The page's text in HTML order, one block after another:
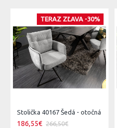
TERAZ ZĽAVA -30%
Stolička 40167 Šedá - otočná
186,55€ 266,50€